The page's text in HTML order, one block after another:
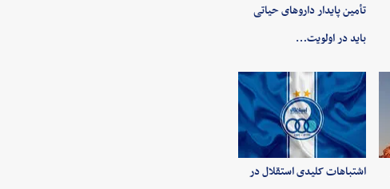
تأمین پایدار داروهای حیاتی
باید در اولویت…
اشتباهات کلیدی استقلال در